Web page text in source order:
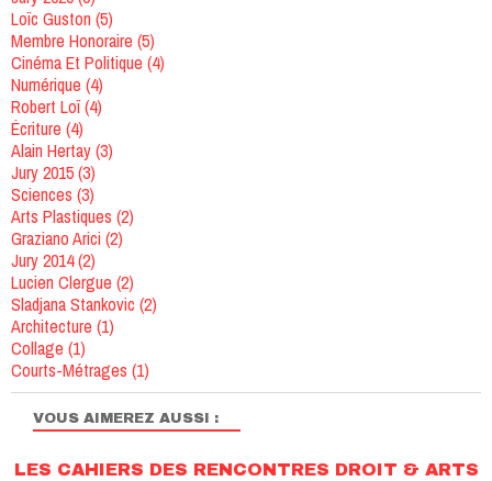
VOUS AIMEREZ AUSSI :
LES CAHIERS DES RENCONTRES DROIT & ARTS
Loïc Guston (5)
Membre Honoraire (5)
Cinéma Et Politique (4)
Numérique (4)
Robert Loï(4)
Écriture (4)
Alain Hertay(3)
Jury 2015(3)
Sciences (3)
Arts Plastiques (2)
Graziano Arici (2)
Jury 2014(2)
Lucien Clergue (2)
Sladjana Stankovic (2)
Architecture (1)
Collage (1)
Courts-Métrages (1)